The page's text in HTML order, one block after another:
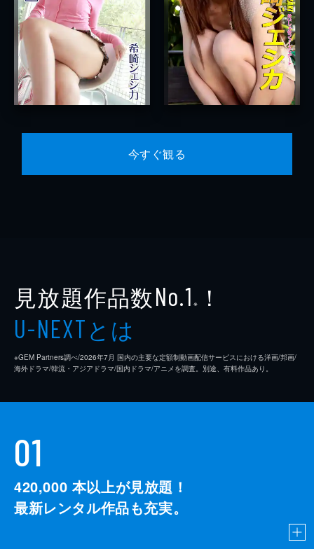
今すぐ観る
見放題作品数No.1 ※ ！
U-NEXTとは
※GEM Partners調べ/2026年7⽉ 国内の主要な定額制動画配信サービスにおける洋画/邦画/
海外ドラマ/韓流・アジアドラマ/国内ドラマ/アニメを調査。別途、有料作品あり。
01
420,000 本以上が見放題！
最新レンタル作品も充実。